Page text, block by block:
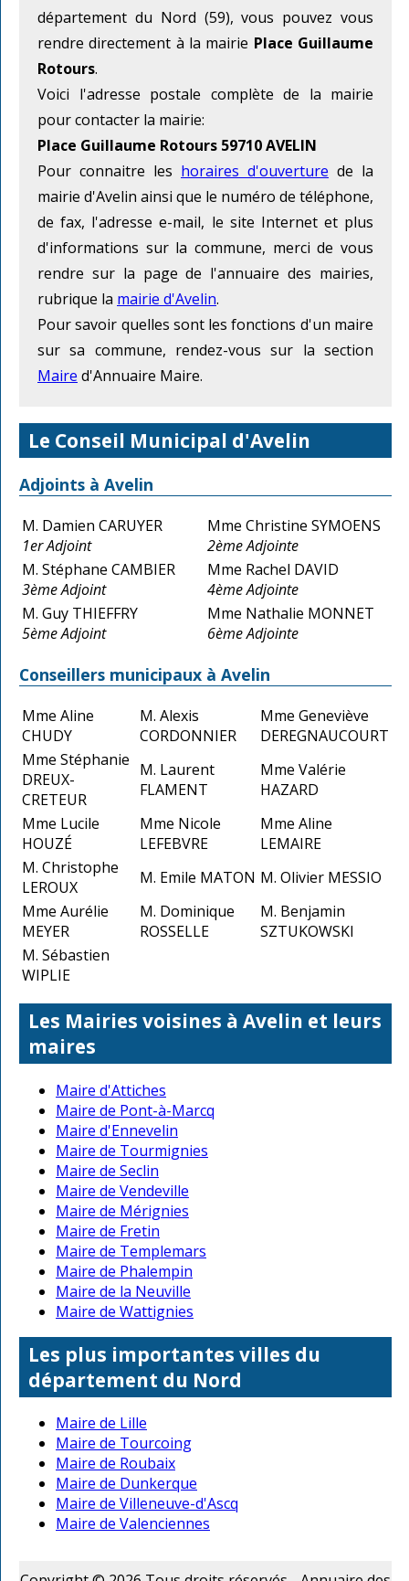
département du Nord (59), vous pouvez vous
rendre directement à la mairie Place Guillaume
Rotours.
Voici l'adresse postale complète de la mairie
pour contacter la mairie:
Place Guillaume Rotours 59710 AVELIN
Pour connaitre les horaires d'ouverture de la
mairie d'Avelin ainsi que le numéro de téléphone,
de fax, l'adresse e-mail, le site Internet et plus
d'informations sur la commune, merci de vous
rendre sur la page de l'annuaire des mairies,
rubrique la mairie d'Avelin.
Pour savoir quelles sont les fonctions d'un maire
sur sa commune, rendez-vous sur la section
Maire d'Annuaire Maire.
Le Conseil Municipal d'Avelin
Adjoints à Avelin
M. Damien CARUYER
1er Adjoint
Mme Christine SYMOENS
2ème Adjointe
M. Stéphane CAMBIER
3ème Adjoint
Mme Rachel DAVID
4ème Adjointe
M. Guy THIEFFRY
5ème Adjoint
Mme Nathalie MONNET
6ème Adjointe
Conseillers municipaux à Avelin
Mme Aline
CHUDY
M. Alexis
CORDONNIER
Mme Geneviève
DEREGNAUCOURT
Mme Stéphanie
DREUX-
CRETEUR
M. Laurent
FLAMENT
Mme Valérie
HAZARD
Mme Lucile
HOUZÉ
Mme Nicole
LEFEBVRE
Mme Aline
LEMAIRE
M. Christophe
LEROUX
M. Emile MATON M. Olivier MESSIO
Mme Aurélie
MEYER
M. Dominique
ROSSELLE
M. Benjamin
SZTUKOWSKI
M. Sébastien
WIPLIE
Les Mairies voisines à Avelin et leurs
maires
Maire d'Attiches
Maire de Pont-à-Marcq
Maire d'Ennevelin
Maire de Tourmignies
Maire de Seclin
Maire de Vendeville
Maire de Mérignies
Maire de Fretin
Maire de Templemars
Maire de Phalempin
Maire de la Neuville
Maire de Wattignies
Les plus importantes villes du
département du Nord
Maire de Lille
Maire de Tourcoing
Maire de Roubaix
Maire de Dunkerque
Maire de Villeneuve-d'Ascq
Maire de Valenciennes